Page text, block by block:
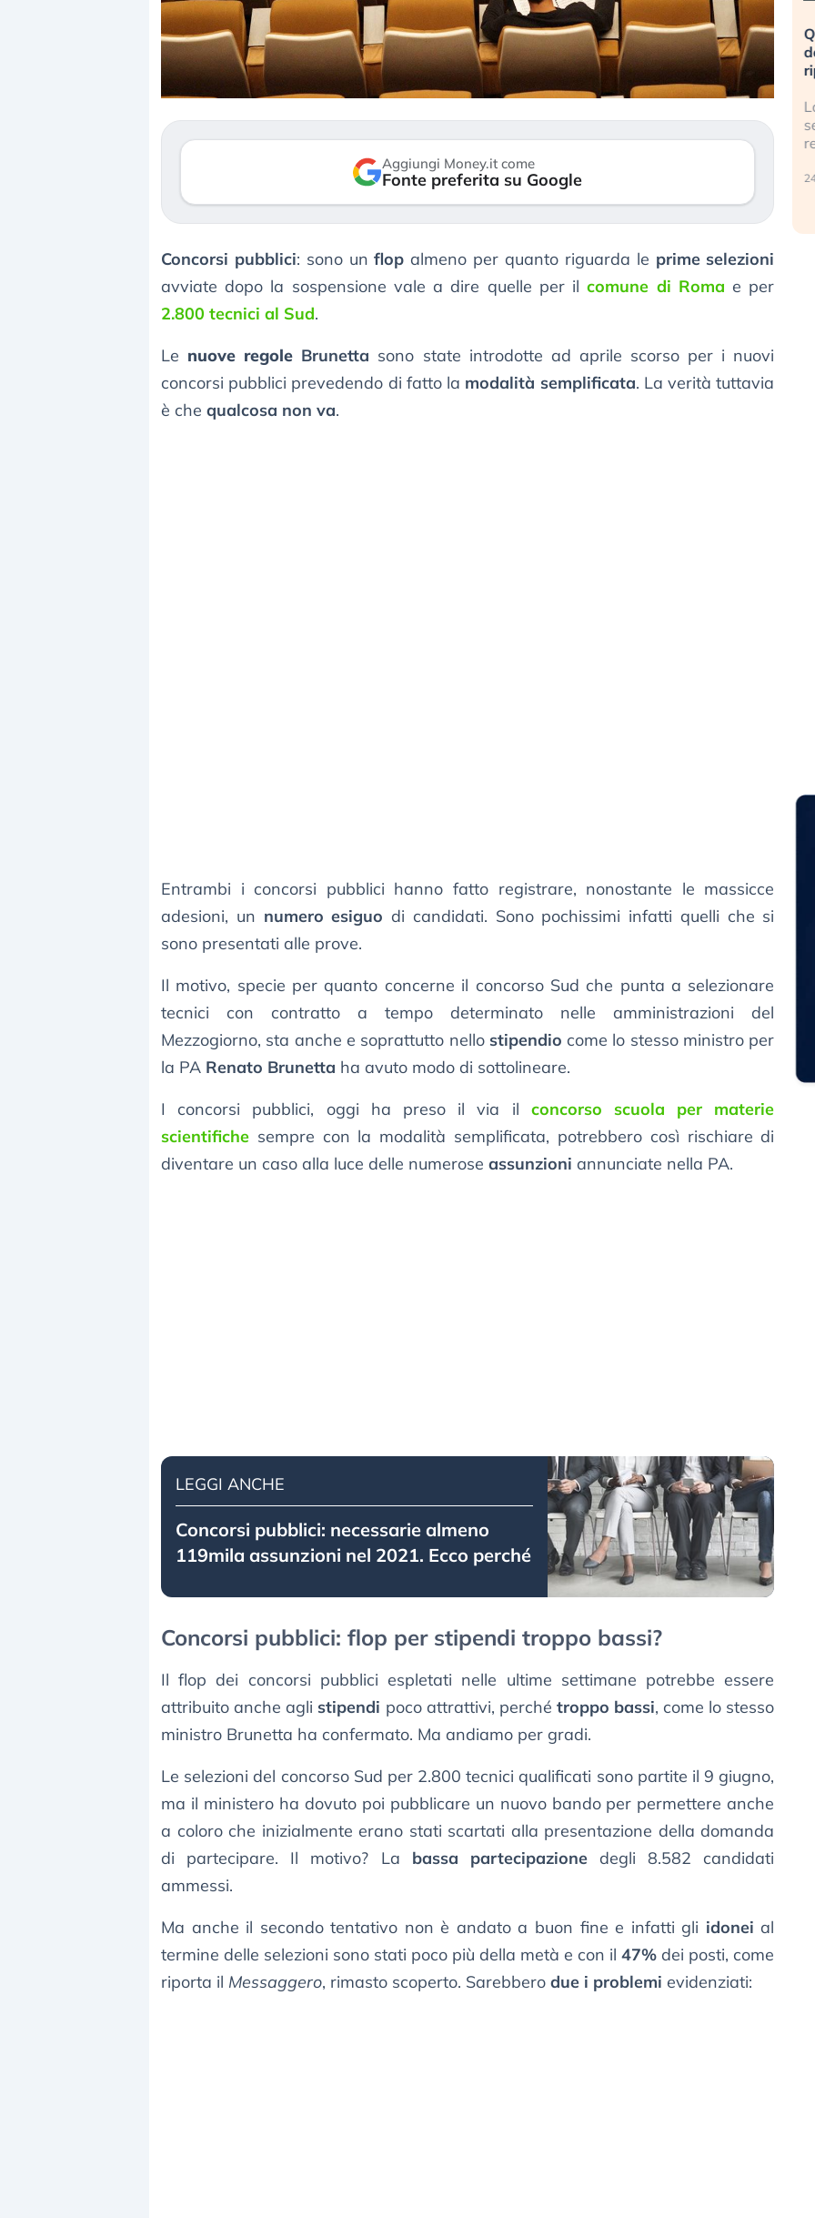
Aggiungi Money.it come
Fonte preferita su Google
Concorsi pubblici: sono unflop almeno per quanto riguarda le prime selezioni
avviate dopo la sospensione vale a dire quelle per ilcomune di Roma e per
2.800 tecnici al Sud.
Le nuove regole Brunetta sono state introdotte ad aprile scorso per i nuovi
concorsi pubblici prevedendo di fatto la modalità semplificata. La verità tuttavia
è che qualcosa non va.
Entrambi i concorsi pubblici hanno fatto registrare, nonostante le massicce
adesioni, un numero esiguo di candidati. Sono pochissimi infatti quelli che si
sono presentati alle prove.
Il motivo, specie per quanto concerne il concorso Sud che punta a selezionare
tecnici con contratto a tempo determinato nelle amministrazioni del
Mezzogiorno, sta anche e soprattutto nello stipendio come lo stesso ministro per
la PA Renato Brunetta ha avuto modo di sottolineare.
I concorsi pubblici, oggi ha preso il via il concorso scuola per materie
scientifiche sempre con la modalità semplificata, potrebbero così rischiare di
diventare un caso alla luce delle numerose assunzioni annunciate nella PA.
LEGGI ANCHE
Concorsi pubblici: necessarie almeno
119mila assunzioni nel 2021. Ecco perché
Concorsi pubblici: flop per stipendi troppo bassi?
Il flop dei concorsi pubblici espletati nelle ultime settimane potrebbe essere
attribuito anche agli stipendi poco attrattivi, perché troppo bassi, come lo stesso
ministro Brunetta ha confermato. Ma andiamo per gradi.
Le selezioni del concorso Sud per 2.800 tecnici qualificati sono partite il 9 giugno,
ma il ministero ha dovuto poi pubblicare un nuovo bando per permettere anche
a coloro che inizialmente erano stati scartati alla presentazione della domanda
di partecipare. Il motivo? La bassa partecipazionedegli 8.582 candidati
ammessi.
Ma anche il secondo tentativo non è andato a buon fine e infatti gli idonei al
termine delle selezioni sono stati poco più della metà e con il47% dei posti, come
riporta il Messaggero, rimasto scoperto. Sarebbero due i problemi evidenziati:
Dalle valutazioni estreme alla
correzione. Cosa sta guidando il
repricing degli asset?
mostrando segni di stanchezza
«La mia vita è rovinata». Investitori
in preda al panico dopo lo scoppio
della bolla AI
Kospi, mentre gli investitori retail (…)
30 luglio 2026
Quando la finanza pesa più
dell’economia reale. L’America sta
ripetendo gli errori del 2008?
La ricchezza mondiale cresce, ma è
sempre più sganciata
reale. (…)
24 luglio 2026